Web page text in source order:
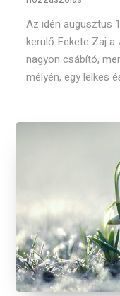
Az idén augusztus
kerülő Fekete Zaj
nagyon csábító,
mélyén, egy lelkes